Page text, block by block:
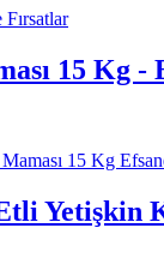
15 Kg -
Yetişkin